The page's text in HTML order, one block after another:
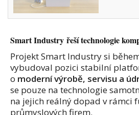
Smart Industry řeší technologie
Projekt Smart Industry si
vybudoval pozici stabilní
o moderní výrobě, servisu a
se pouze na technologie
na jejich reálný dopad v rámci
průmyslových firem.